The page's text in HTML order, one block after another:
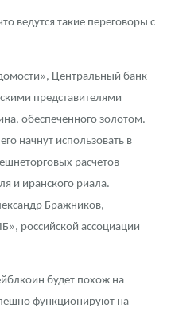
глубин"
данных
ведутся такие переговоры с
Центральный банк
представителями
обеспеченного золотом.
начнут использовать в
расчетов
и иранского риала.
Бражников,
российской ассоциации
будет похож на
функционируют на